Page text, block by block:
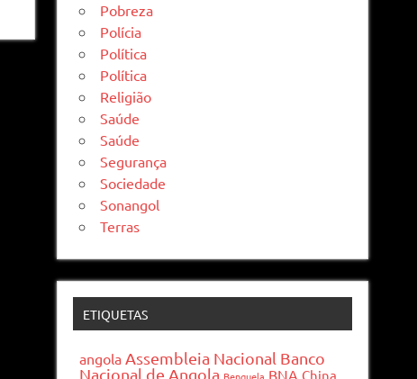
Pobreza
Polícia
Política
Política
Religião
Saúde
Saúde
Segurança
Sociedade
Sonangol
Terras
ETIQUETAS
angola Assembleia Nacional Banco
Nacional de Angola Benguela BNA China